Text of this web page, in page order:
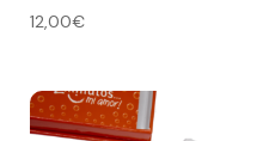
12,00€